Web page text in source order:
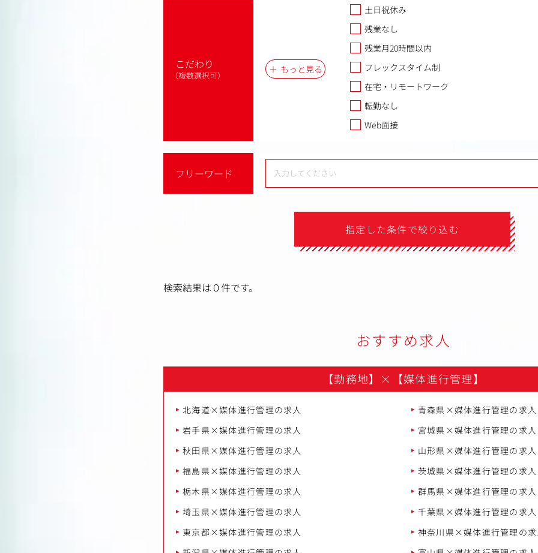
こだわり
（複数選択可）
もっと見る
土日祝休み
残業なし
残業月20時間以内
フレックスタイム制
在宅・リモートワーク
転勤なし
Web面接
フリーワード
指定した条件で絞り込む
検索結果は０件です。
おすすめ求人
【勤務地】 × 【媒体進行管理】
北海道×媒体進行管理の求人
青森県×媒体進行管理の求人
岩手県×媒体進行管理の求人
宮城県×媒体進行管理の求人
秋田県×媒体進行管理の求人
山形県×媒体進行管理の求人
福島県×媒体進行管理の求人
茨城県×媒体進行管理の求人
栃木県×媒体進行管理の求人
群馬県×媒体進行管理の求人
埼玉県×媒体進行管理の求人
千葉県×媒体進行管理の求人
東京都×媒体進行管理の求人
神奈川県×媒体進行管理の